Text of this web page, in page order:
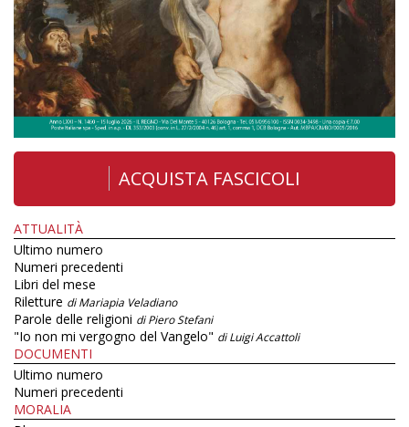
ACQUISTA FASCICOLI
ATTUALITÀ
Ultimo numero
Numeri precedenti
Libri del mese
Riletture di Mariapia Veladiano
Parole delle religioni di Piero Stefani
"Io non mi vergogno del Vangelo" di Luigi Accattoli
DOCUMENTI
Ultimo numero
Numeri precedenti
MORALIA